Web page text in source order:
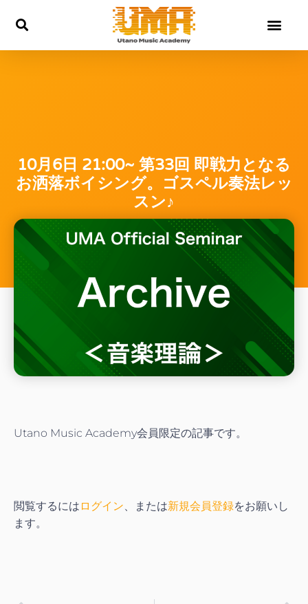
10月6日 21:00~ 第33回 即戦力となる
お洒落ボイシング。ゴスペル奏法レッ
スン♪
Utano Music Academy会員限定の記事です。
閲覧するには ログイン、または新規会員登録をお願いし
ます。